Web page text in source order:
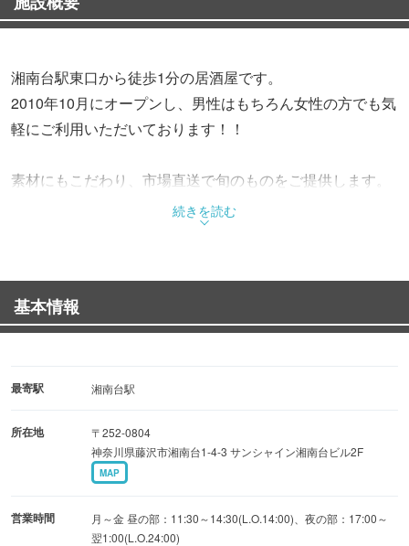
湘南台駅東口から徒歩1分の居酒屋です。
2010年10月にオープンし、男性はもちろん女性の方でも気
軽にご利用いただいております！！
素材にもこだわり、市場直送で旬のものをご提供します。
オーナーたち自ら作り上げたお洒落な雰囲気のある店内
楽しいご宴会も、4名様～承ります。お気軽にご予約・お
問い合わせください！！
…━━…━━…━━…━━…━━…━━…
…━━…━━…━━…━━…━━…━━…
続きを読む
基本情報
最寄駅 湘南台駅
所在地
〒252-0804
神奈川県藤沢市湘南台1-4-3 サンシャイン湘南台ビル2F
MAP
営業時間
月～金 昼の部：11:30～14:30(L.O.14:00)、夜の部：17:00～
翌1:00(L.O.24:00)